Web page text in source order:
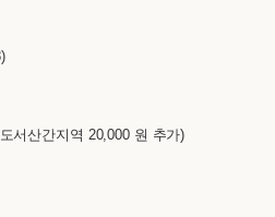
서산간지역 20,000 원 추가)